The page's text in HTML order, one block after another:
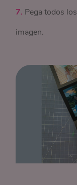
7. Pega todos
imagen.